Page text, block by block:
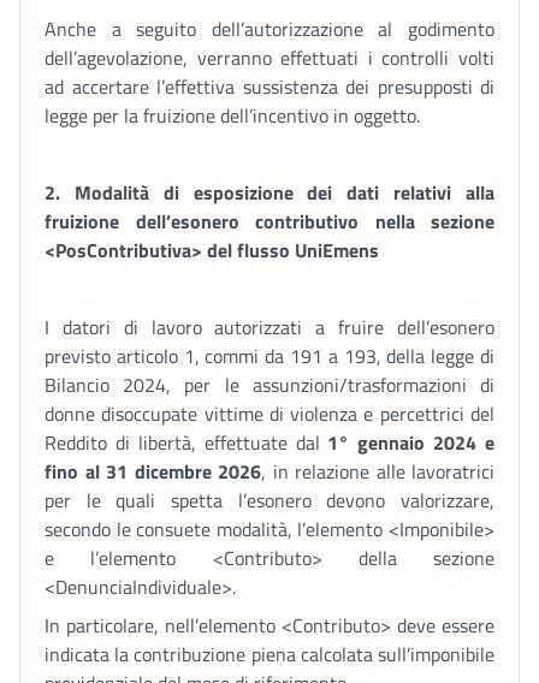
Anche a seguito dell’autorizzazione al godimento
dell’agevolazione, verranno effettuati i controlli volti
ad accertare l’effettiva sussistenza dei presupposti di
legge per la fruizione dell’incentivo in oggetto.
2. Modalità di esposizione dei dati relativi alla
fruizione dell’esonero contributivo nella sezione
<PosContributiva> del flusso UniEmens
I datori di lavoro autorizzati a fruire dell’esonero
previsto articolo 1, commi da 191 a 193, della legge di
Bilancio 2024, per le assunzioni/trasformazioni di
donne disoccupate vittime di violenza e percettrici del
Reddito di libertà, effettuate dal 1° gennaio 2024 e
fino al 31 dicembre 2026, in relazione alle lavoratrici
per le quali spetta l’esonero devono valorizzare,
secondo le consuete modalità, l’elemento <Imponibile>
e l’elemento <Contributo> della sezione
<DenunciaIndividuale>.
In particolare, nell’elemento <Contributo> deve essere
indicata la contribuzione piena calcolata sull’imponibile